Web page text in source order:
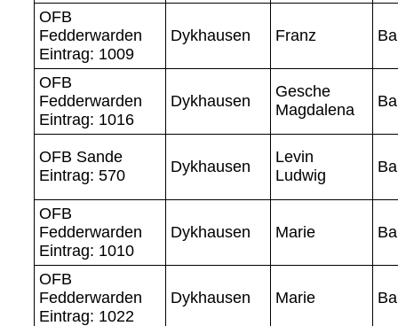
OFB
Fedderwarden
Eintrag: 1009
Dykhausen Franz
OFB
Fedderwarden
Eintrag: 1016
Dykhausen
Gesche
Magdalena
OFB Sande
Eintrag: 570
Dykhausen
Levin
Ludwig
OFB
Fedderwarden
Eintrag: 1010
Dykhausen Marie
OFB
Fedderwarden
Eintrag: 1022
Dykhausen Marie